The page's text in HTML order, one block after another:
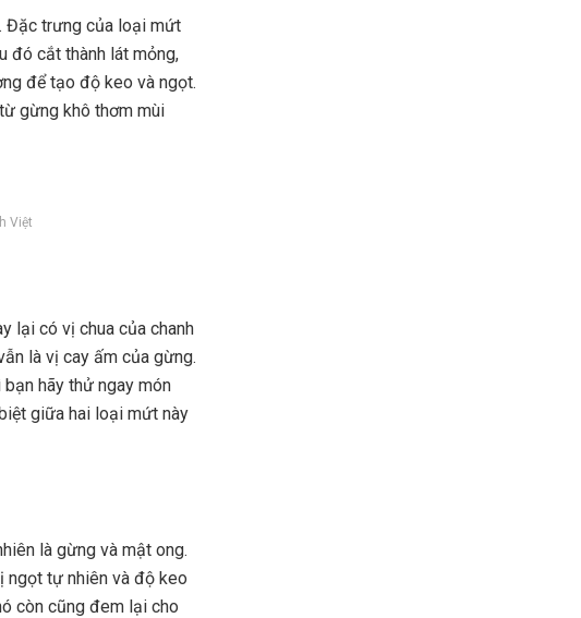
Đặc trưng của loại mứt
đó cắt thành lát mỏng,
để tạo độ keo và ngọt.
gừng khô thơm mùi
Việt
lại có vị chua của chanh
là vị cay ấm của gừng.
hãy thử ngay món
giữa hai loại mứt này
là gừng và mật ong.
ngọt tự nhiên và độ keo
còn cũng đem lại cho